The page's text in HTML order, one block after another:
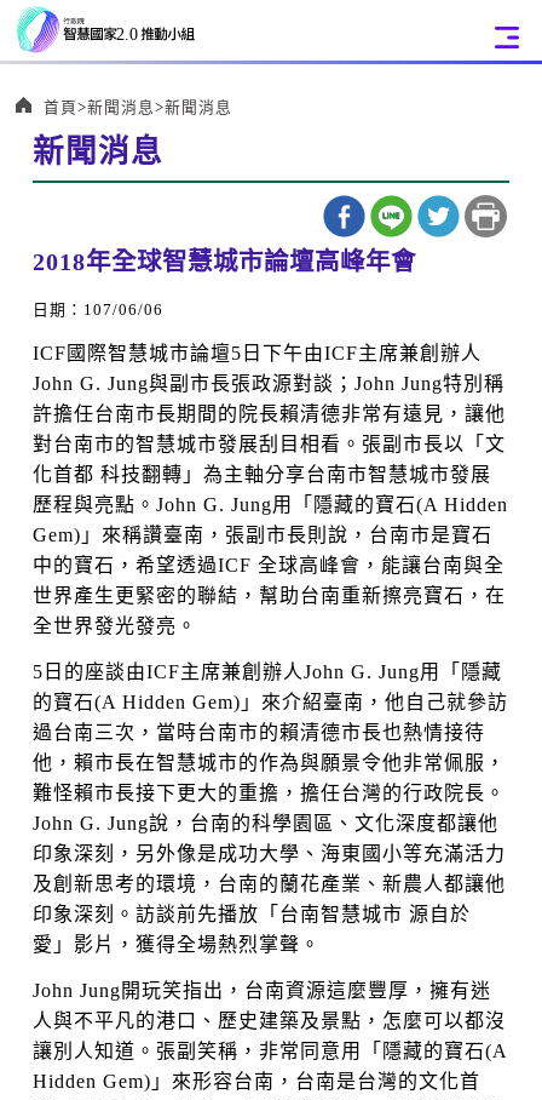
首頁 新聞消息 新聞消息
新聞消息
:::
2018年全球智慧城市論壇高峰年會
日期：107/06/06
ICF國際智慧城市論壇5日下午由ICF主席兼創辦人
John G. Jung與副市長張政源對談；John Jung特別稱
許擔任台南市長期間的院長賴清德非常有遠見，讓他
對台南市的智慧城市發展刮目相看。張副市長以「文
化首都 科技翻轉」為主軸分享台南市智慧城市發展
歷程與亮點。John G. Jung用「隱藏的寶石(A Hidden
Gem)」來稱讚臺南，張副市長則說，台南市是寶石
中的寶石，希望透過ICF 全球高峰會，能讓台南與全
世界產生更緊密的聯結，幫助台南重新擦亮寶石，在
全世界發光發亮。
5日的座談由ICF主席兼創辦人John G. Jung用「隱藏
的寶石(A Hidden Gem)」來介紹臺南，他自己就參訪
過台南三次，當時台南市的賴清德市長也熱情接待
他，賴市長在智慧城市的作為與願景令他非常佩服，
難怪賴市長接下更大的重擔，擔任台灣的行政院長。
John G. Jung說，台南的科學園區、文化深度都讓他
印象深刻，另外像是成功大學、海東國小等充滿活力
及創新思考的環境，台南的蘭花產業、新農人都讓他
印象深刻。訪談前先播放「台南智慧城市 源自於
愛」影片，獲得全場熱烈掌聲。
John Jung開玩笑指出，台南資源這麼豐厚，擁有迷
人與不平凡的港口、歷史建築及景點，怎麼可以都沒
讓別人知道。張副笑稱，非常同意用「隱藏的寶石(A
Hidden Gem)」來形容台南，台南是台灣的文化首